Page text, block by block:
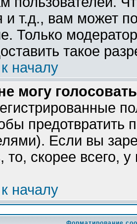
т.д., вам может
Только
такое
началу
могу
предотвратить
Если вы
то, скорее всего,
началу